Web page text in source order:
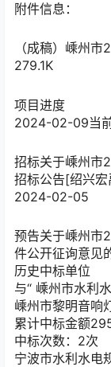
附件信息：
（成稿）嵊州
279.1K
项目进度
2024-02-09当
招标关于嵊州市
招标公告[绍兴
2024-02-05
预告关于嵊州市
件公开征询意见
历史中标单位
与“ 嵊州市水利
嵊州市黎明音响
累计中标金额
中标次数：2次
宁波市水利水电